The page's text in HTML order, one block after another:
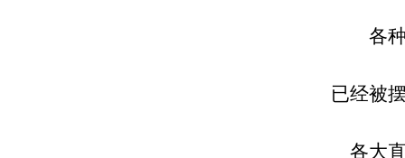
各
已经被
各大